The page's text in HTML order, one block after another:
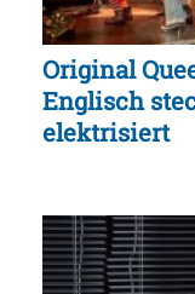
Original
Englisch
elektrisiert